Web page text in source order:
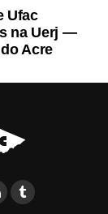
Ufac
na Uerj —
Acre